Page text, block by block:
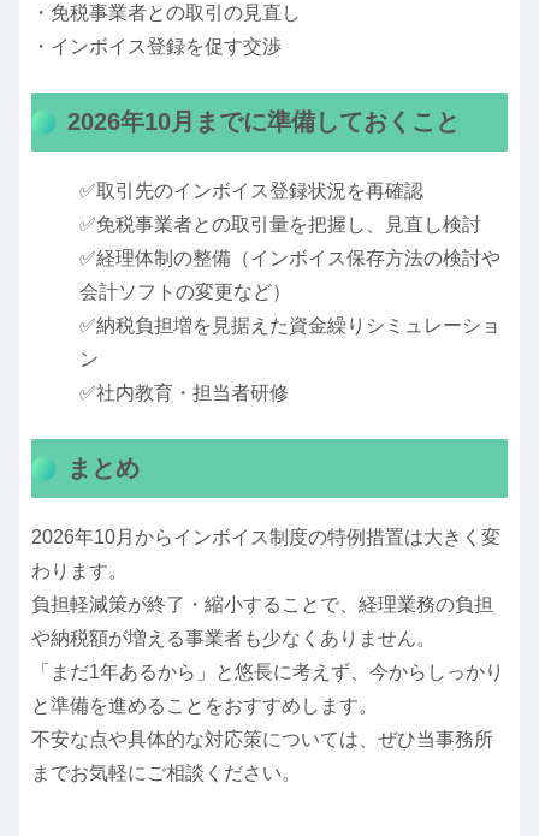
・免税事業者との取引の見直し
・インボイス登録を促す交渉
2026年10月までに準備しておくこと
✅取引先のインボイス登録状況を再確認
✅免税事業者との取引量を把握し、見直し検討
✅経理体制の整備（インボイス保存方法の検討や
会計ソフトの変更など）
✅納税負担増を見据えた資金繰りシミュレーショ
ン
✅社内教育・担当者研修
まとめ
2026年10月からインボイス制度の特例措置は大きく変
わります。
負担軽減策が終了・縮小することで、経理業務の負担
や納税額が増える事業者も少なくありません。
「まだ1年あるから」と悠長に考えず、今からしっかり
と準備を進めることをおすすめします。
不安な点や具体的な対応策については、ぜひ当事務所
までお気軽にご相談ください。